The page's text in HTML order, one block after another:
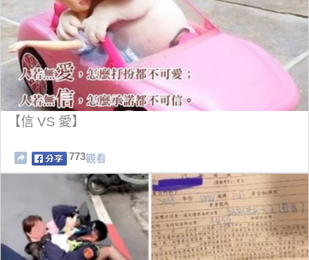
【信 VS 愛】
773觀看